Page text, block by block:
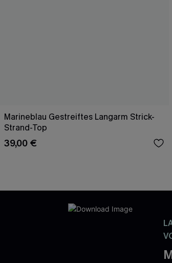
Marineblau Gestreiftes Langarm Strick-
Strand-Top
39,00 €